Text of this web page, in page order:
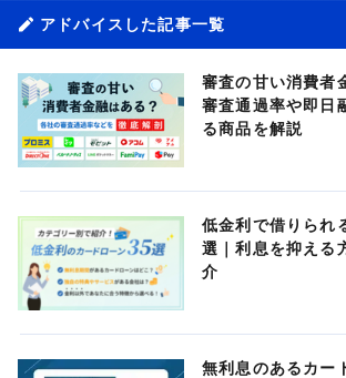
アドバイスした記事一覧
審査の甘い消費者
審査通過率や即日
る商品を解説
低金利で借りられ
選｜利息を抑える
介
無利息のあるカー